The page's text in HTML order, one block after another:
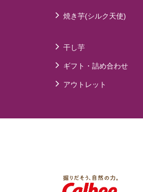
焼き芋(シルク天使)
干し芋
ギフト・詰め合わせ
アウトレット